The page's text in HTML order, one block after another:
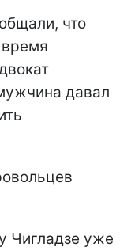
что
давал
Чигладзе уже